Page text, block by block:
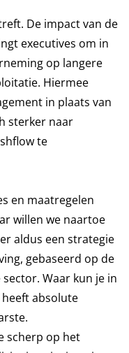
De impact van de
executives om in
op langere
Hiermee
in plaats van
sterker naar
te
en maatregelen
willen we naartoe
aldus een strategie
gebaseerd op de
Waar kun je in
absolute
scherp op het